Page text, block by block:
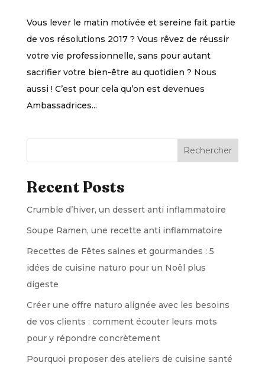
Vous lever le matin motivée et sereine fait partie
de vos résolutions 2017 ? Vous rêvez de réussir
votre vie professionnelle, sans pour autant
sacrifier votre bien-être au quotidien ? Nous
aussi ! C’est pour cela qu’on est devenues
Ambassadrices...
Rechercher
Recent Posts
Crumble d’hiver, un dessert anti inflammatoire
Soupe Ramen, une recette anti inflammatoire
Recettes de Fêtes saines et gourmandes : 5
idées de cuisine naturo pour un Noël plus
digeste
Créer une offre naturo alignée avec les besoins
de vos clients : comment écouter leurs mots
pour y répondre concrètement
Pourquoi proposer des ateliers de cuisine santé